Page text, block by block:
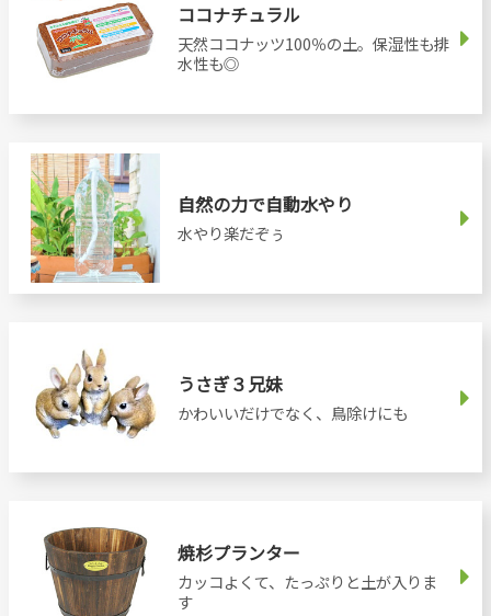
ココナチュラル
天然ココナッツ100％の土。保湿性も排
水性も◎
自然の力で自動水やり
水やり楽だぞぅ
うさぎ３兄妹
かわいいだけでなく、鳥除けにも
焼杉プランター
カッコよくて、たっぷりと土が入りま
す